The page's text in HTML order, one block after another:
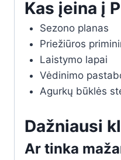
Kas įeina į
Sezono planas
Priežiūros
Laistymo lapai
Vėdinimo
Agurkų būklės
Dažniausi
Ar tinka